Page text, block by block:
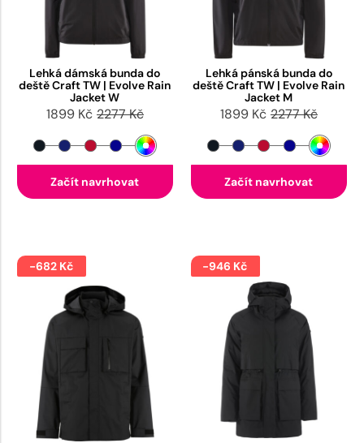
Lehká dámská bunda do
deště Craft TW | Evolve Rain
Jacket W
1899 Kč 2277 Kč
Začít navrhovat
Lehká pánská bunda do
deště Craft TW | Evolve Rain
Jacket M
1899 Kč 2277 Kč
Začít navrhovat
-682 Kč -946 Kč